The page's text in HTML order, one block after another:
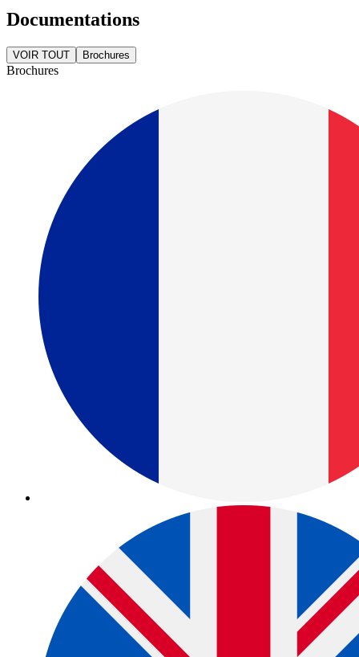
Documentations
VOIR TOUT Brochures
Brochures